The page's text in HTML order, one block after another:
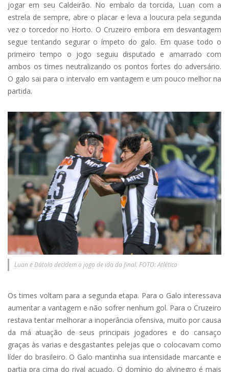
jogar em seu Caldeirão. No embalo da torcida, Luan com a
estrela de sempre, abre o placar e leva a loucura pela segunda
vez o torcedor no Horto. O Cruzeiro embora em desvantagem
segue tentando segurar o ímpeto do galo. Em quase todo o
primeiro tempo o jogo seguiu disputado e amarrado com
ambos os times neutralizando os pontos fortes do adversário.
O galo sai para o intervalo em vantagem e um pouco melhor na
partida.
Luan e Dátolo decidem o jogo de ida da final. FOTO: Atlético
Os times voltam para a segunda etapa. Para o Galo interessava
aumentar a vantagem e não sofrer nenhum gol. Para o Cruzeiro
restava tentar melhorar a inoperância ofensiva, muito por causa
da má atuação de seus principais jogadores e do cansaço
graças às varias e desgastantes pelejas que o colocavam como
líder do brasileiro. O Galo mantinha sua intensidade marcante e
partia pra cima do rival acuado. O domínio do alvinegro é mais